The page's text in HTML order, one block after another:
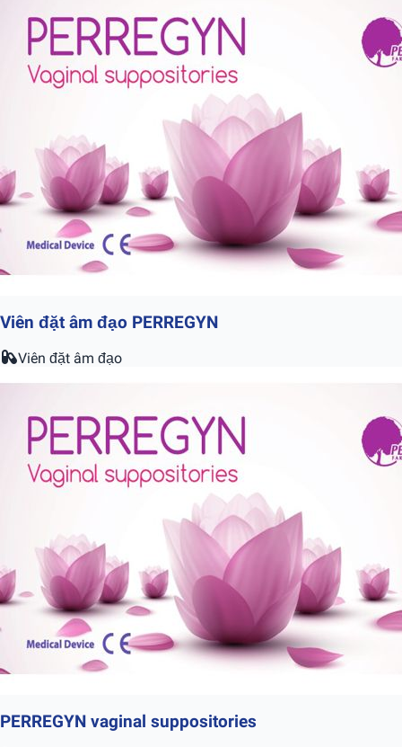
Viên đặt âm đạo PERREGYN
Viên đặt âm đạo
PERREGYN vaginal suppositories